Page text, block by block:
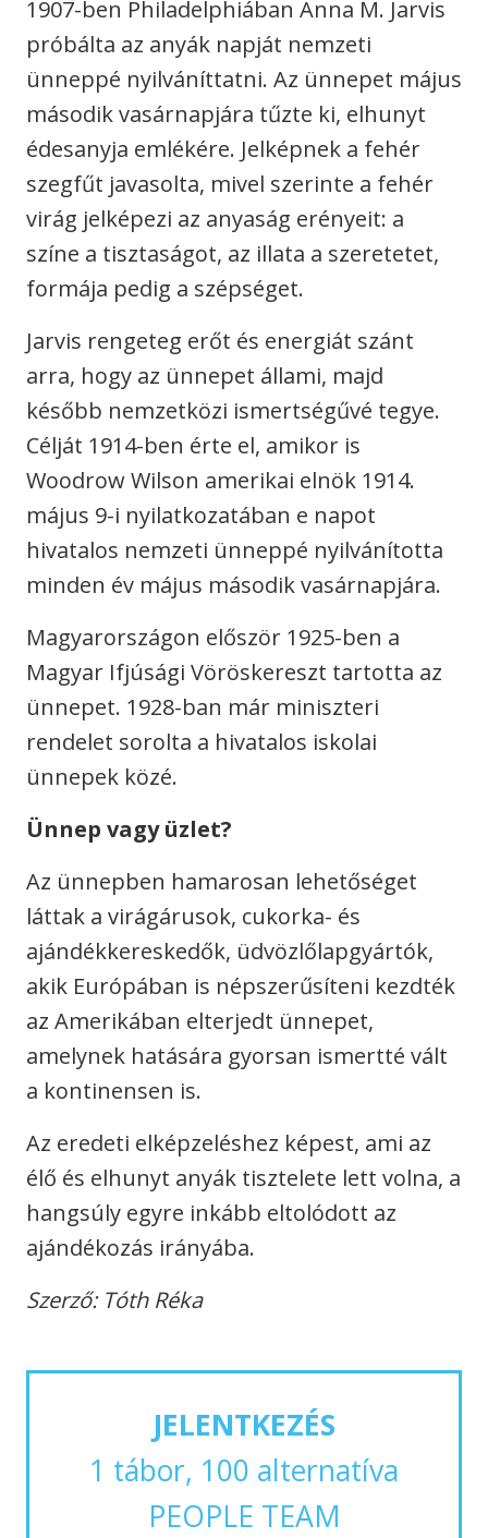
1907-ben Philadelphiában Anna M. Jarvis
próbálta az anyák napját nemzeti
ünneppé nyilváníttatni. Az ünnepet május
második vasárnapjára tűzte ki, elhunyt
édesanyja emlékére. Jelképnek a fehér
szegfűt javasolta, mivel szerinte a fehér
virág jelképezi az anyaság erényeit: a
színe a tisztaságot, az illata a szeretetet,
formája pedig a szépséget.
Jarvis rengeteg erőt és energiát szánt
arra, hogy az ünnepet állami, majd
később nemzetközi ismertségűvé tegye.
Célját 1914-ben érte el, amikor is
Woodrow Wilson amerikai elnök 1914.
május 9-i nyilatkozatában e napot
hivatalos nemzeti ünneppé nyilvánította
minden év május második vasárnapjára.
Magyarországon először 1925-ben a
Magyar Ifjúsági Vöröskereszt tartotta az
ünnepet. 1928-ban már miniszteri
rendelet sorolta a hivatalos iskolai
ünnepek közé.
Ünnep vagy üzlet?
Az ünnepben hamarosan lehetőséget
láttak a virágárusok, cukorka- és
ajándékkereskedők, üdvözlőlapgyártók,
akik Európában is népszerűsíteni kezdték
az Amerikában elterjedt ünnepet,
amelynek hatására gyorsan ismertté vált
a kontinensen is.
Az eredeti elképzeléshez képest, ami az
élő és elhunyt anyák tisztelete lett volna, a
hangsúly egyre inkább eltolódott az
ajándékozás irányába.
Szerző: Tóth Réka
JELENTKEZÉS
1 tábor, 100 alternatíva
PEOPLE TEAM